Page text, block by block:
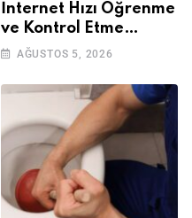
İnternet Hızı Öğrenme
ve Kontrol Etme
Yöntemleri
AĞUSTOS 5, 2026